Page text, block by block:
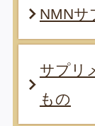
NMNサ
サプリ
もの